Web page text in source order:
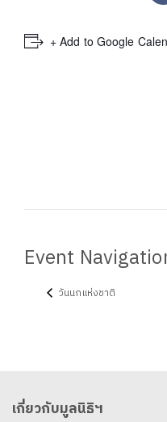
+ Add to Google
Event
วันนกแห่งชาติ
เกี่ยวกับมูลนิธิฯ